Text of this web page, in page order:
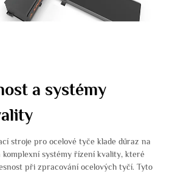
a systémy
stroje pro ocelové tyče klade důraz na
systémy řízení kvality, které
při zpracování ocelových tyčí. Tyto